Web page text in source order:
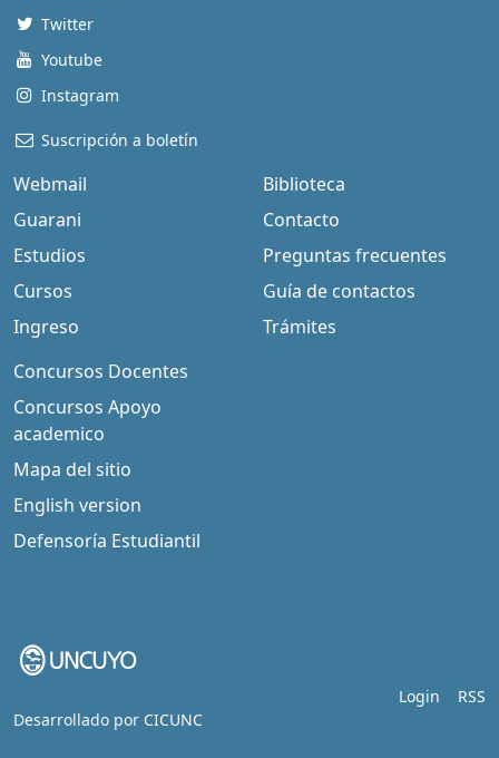
Twitter
Youtube
Instagram
Suscripción a boletín
Webmail
Guarani
Estudios
Cursos
Ingreso
Biblioteca
Contacto
Preguntas frecuentes
Guía de contactos
Trámites
Concursos Docentes
Concursos Apoyo
academico
Mapa del sitio
English version
Defensoría Estudiantil
Login
RSS
Desarrollado por CICUNC